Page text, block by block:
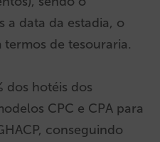
a data da estadia, o
de tesouraria.
dos hotéis dos
CPC e CPA para
conseguindo